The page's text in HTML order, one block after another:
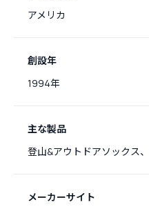
アメリカ
創設年
1994年
主な製品
登山&アウトドアソックス
メーカーサイト